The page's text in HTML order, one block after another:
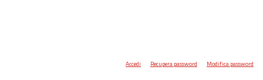
Accedi Recupera password Modifica password